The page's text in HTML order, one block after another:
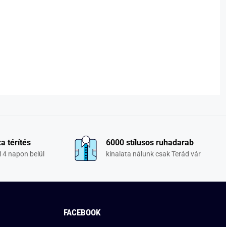
térítés
napon belül
6000 stílusos ruhadarab
kínalata nálunk csak Terád vár
FACEBOOK